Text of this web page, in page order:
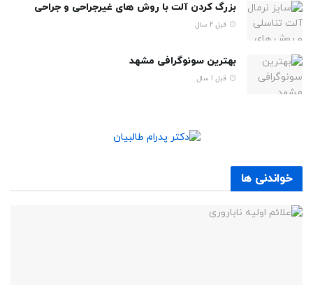
بزرگ کردن آلت با روش های غیرجراحی و جراحی
قبل 2 سال
بهترین سونوگرافی مشهد
قبل 1 سال
خواندنی ها